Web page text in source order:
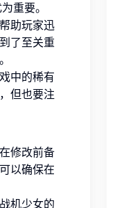
重要。
助玩家迅
了至关重
中的稀有
但也要注
修改前备
以确保在
机少女的